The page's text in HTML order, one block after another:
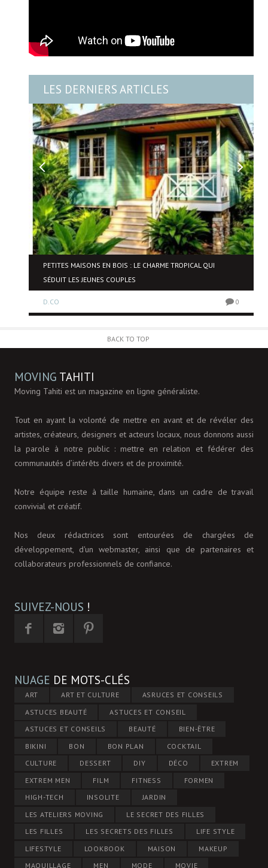
LES DERNIERS ARTICLES
PETITES MAISONS EN BOIS : LE CHARME TROPICAL QUI
SÉDUIT LES JEUNES COUPLES
D.CO 0
BACK TO TOP
MOVING TAHITI
Moving Tahiti est un magazine en ligne généraliste.
Tout en ayant la volonté de mettre en avant et de révéler des
artistes, créateurs, designers et acteurs locaux, nous donnons aussi
la parole à notre public : mettre en relation et fédérer des
communautés d’intérêts divers et de proximité.
Notre équipe reste à taille humaine, dans un cadre de travail
convivial et créatif.
Nos deux rédactrices sont entourées de chargées de
développement, d'un webmaster, ainsi que de partenaires et
collaborateurs professionnels de confiance.
SUIVEZ-NOUS !
NUAGE DE MOTS-CLÉS
ART ART ET CULTURE
ASRUCES ET CONSEILS
ASTUCES BEAUTÉ
ASTUCES ET CONSEIL
ASTUCES ET CONSEILS
BEAUTÉ
BIEN-ÊTRE
BIKINI
BON BON PLAN
COCKTAIL
CULTURE
DESSERT DIY DÉCO
EXTREM
EXTREM MEN
FILM FITNESS
FORMEN
HIGH-TECH
INSOLITE
JARDIN
LES ATELIERS MOVING
LE SECRET DES FILLES
LES FILLES
LES SECRETS DES FILLES
LIFE STYLE
LIFESTYLE
LOOKBOOK MAISON
MAKEUP
MAQUILLAGE
MEN MODE MOVIE